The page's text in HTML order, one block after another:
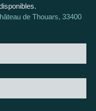
de Thouars, 33400